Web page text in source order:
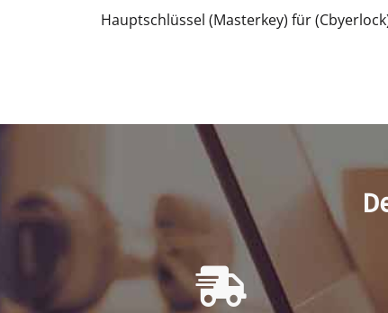
Hauptschlüssel (Masterkey) für